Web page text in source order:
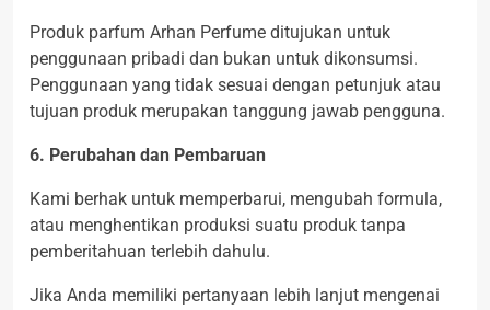
Produk parfum Arhan Perfume ditujukan untuk
penggunaan pribadi dan bukan untuk dikonsumsi.
Penggunaan yang tidak sesuai dengan petunjuk atau
tujuan produk merupakan tanggung jawab pengguna.
6. Perubahan dan Pembaruan
Kami berhak untuk memperbarui, mengubah formula,
atau menghentikan produksi suatu produk tanpa
pemberitahuan terlebih dahulu.
Jika Anda memiliki pertanyaan lebih lanjut mengenai